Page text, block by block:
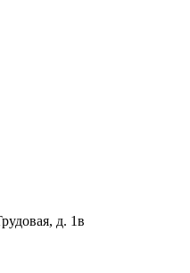
д. 1в